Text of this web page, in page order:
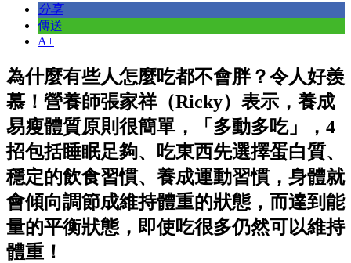
分享
傳送
A+
為什麼有些人怎麼吃都不會胖？令人好羨
慕！營養師張家祥（Ricky）表示，養成
易瘦體質原則很簡單，「多動多吃」，4
招包括睡眠足夠、吃東西先選擇蛋白質、
穩定的飲食習慣、養成運動習慣，身體就
會傾向調節成維持體重的狀態，而達到能
量的平衡狀態，即使吃很多仍然可以維持
體重！